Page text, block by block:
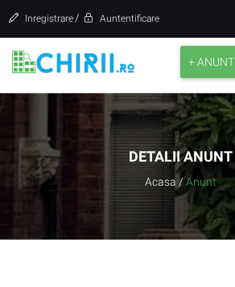
Inregistrare / Auntentificare
+ ANUNT
DETALII ANUNT
Acasa / Anunt